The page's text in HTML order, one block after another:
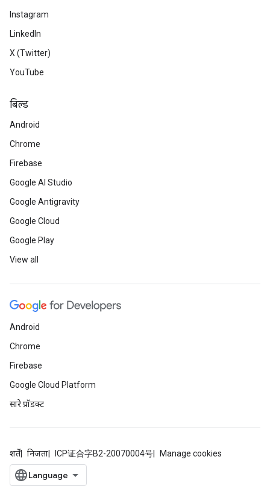
Instagram
LinkedIn
X (Twitter)
YouTube
बिल्ड
Android
Chrome
Firebase
Google AI Studio
Google Antigravity
Google Cloud
Google Play
View all
Android
Chrome
Firebase
Google Cloud Platform
सारे प्रॉडक्ट
शर्तें निजता ICP证合字B2-20070004号 Manage cookies